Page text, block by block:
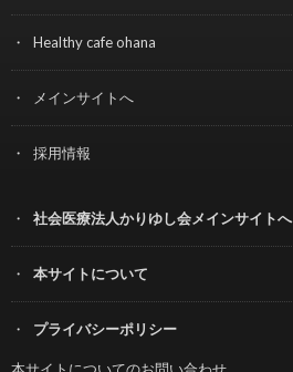
Healthy cafe ohana
メインサイトへ
採用情報
社会医療法人かりゆし会メインサイトへ
本サイトについて
プライバシーポリシー